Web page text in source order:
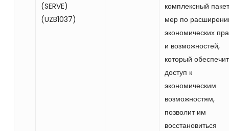
(SERVE)
(UZB1037)
комплексный пакет
мер по
экономических
и возможностей,
который обеспечит
доступ к
экономическим
возможностям,
позволит им
восстановиться